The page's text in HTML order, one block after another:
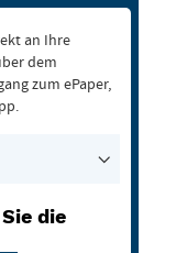
an Ihre
dem
zum ePaper,
die